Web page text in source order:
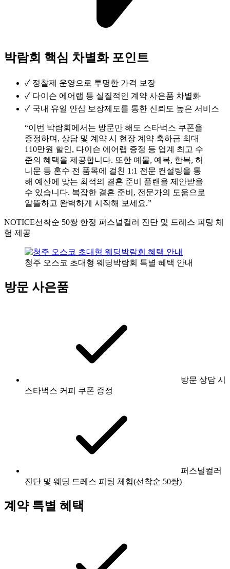
박람회 핵심 차별화 포인트
✓ 정찰제 운영으로 투명한 가격 보장
✓ 다이슨 에어랩 등 실질적인 계약 사은품 차별화
✓ 국내 유일 안심 보장제도를 통한 신뢰도 높은 서비스
“이번 박람회에서는 방문만 해도 스타벅스 쿠폰을
증정하며, 상담 및 계약 시 현장 계약 축하금 최대
110만원 할인, 다이슨 에어랩 증정 등 업계 최고 수
준의 혜택을 제공합니다. 또한 예물, 예복, 한복, 허
니문 등 혼수 전 품목에 걸친 1:1 전문 컨설팅을 통
해 예산에 맞는 최적의 결혼 준비 플랜을 제안받을
수 있습니다. 복잡한 결혼 준비, 전문가의 도움으로
알뜰하고 완벽하게 시작해 보세요.”
NOTICE선착순 50쌍 한정 퍼스널컬러 진단 및 드레스 피팅 체
험 제공
청주 오스코 초대형 웨딩박람회 특별 혜택 안내
방문 사은품
방문 상담 시
스타벅스 커피 쿠폰 증정
퍼스널컬러
진단 및 웨딩 드레스 피팅 체험(선착순 50쌍)
계약 특별 혜택